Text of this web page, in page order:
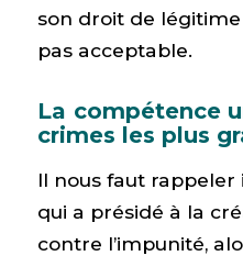
son droit de légitime
pas acceptable.
La compétence
crimes les plus
Il nous faut rappeler
qui a présidé à la
contre l’impunité,